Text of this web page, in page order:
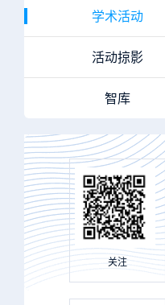
学术活动
活动掠影
智库
关注